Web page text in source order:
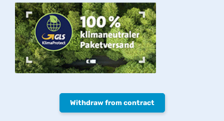
Withdraw from contract